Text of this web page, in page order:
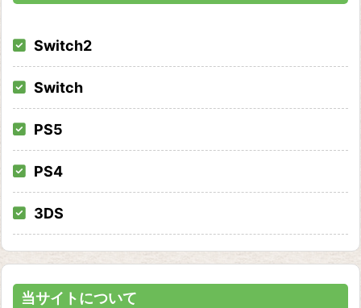
Switch2
Switch
PS5
PS4
3DS
当サイトについて